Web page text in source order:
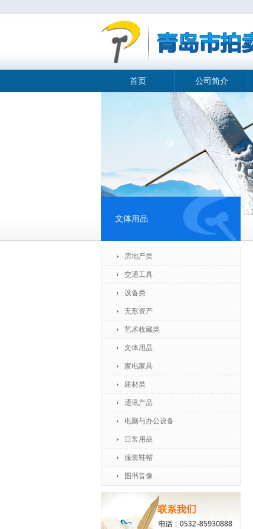
首页 公司简介
文体用品
房地产类
交通工具
设备类
无形资产
艺术收藏类
文体用品
家电家具
建材类
通讯产品
电脑与办公设备
日常用品
服装鞋帽
图书音像